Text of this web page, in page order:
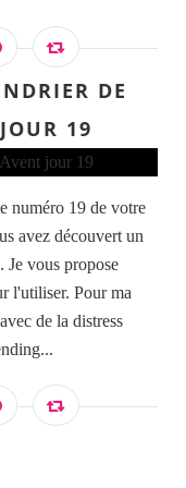
DE
19
numéro 19 de votre
avez découvert un
Je vous propose
l'utiliser. Pour ma
de la distress